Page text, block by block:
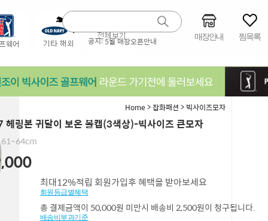
공지:5월 매장오픈안내 매장안내 찜목록
Home>잡화패션 > 빅사이즈모자
링본 귀달이 보온 볼캡(3색상)-빅사이즈 큰모자
61~64cm
최대12%적립 회원가입후 혜택을 받아보세요
회원등급별혜택
총 결제금액이 50,000원 미만시 배송비 2,500원이 청구됩니다.
배송비부과기준